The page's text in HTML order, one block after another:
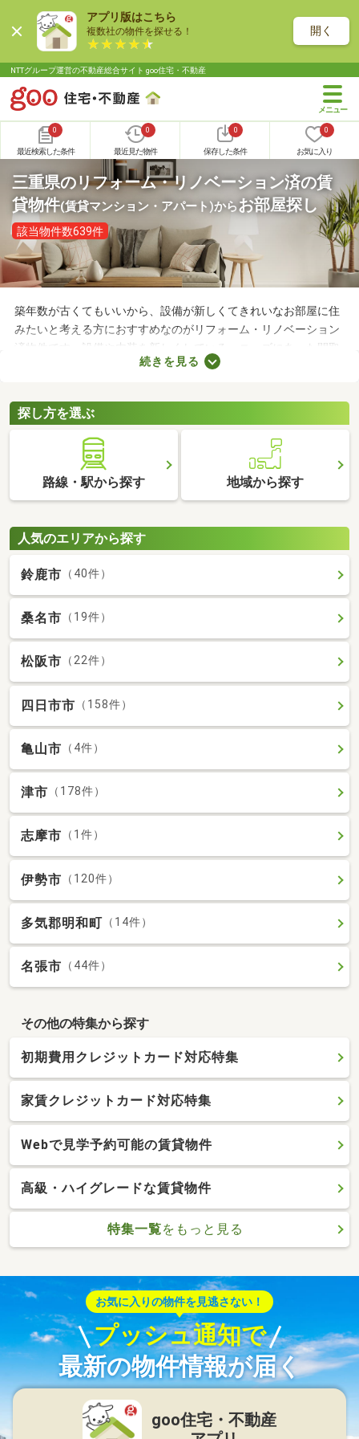
アプリ版はこちら
複数社の物件を探せる！ 開く
NTTグループ運営の不動産総合サイト goo住宅・不動産
0
最近検索した条件
0
最近見た物件
0
保存した条件
0
お気に入り
三重県のリフォーム・リノベーション済の賃
貸物件(賃貸マンション・アパート)からお部屋探し
該当物件数639件
築年数が古くてもいいから、設備が新しくてきれいなお部屋に住
みたいと考える方におすすめなのがリフォーム・リノベーション
済物件です。設備や内装を新しくしている・ニーズにあった間取
りに変えているなど、住みやすさが格段にアップしていることが
べて、気になるお部屋を見つけましょう。
続きを見る
探し方を選ぶ
路線・駅から探す 地域から探す
人気のエリアから探す
鈴鹿市 （40件）
桑名市 （19件）
松阪市 （22件）
四日市市 （158件）
亀山市 （4件）
津市 （178件）
志摩市 （1件）
伊勢市 （120件）
多気郡明和町 （14件）
名張市 （44件）
その他の特集から探す
初期費用クレジットカード対応特集
家賃クレジットカード対応特集
Webで見学予約可能の賃貸物件
高級・ハイグレードな賃貸物件
特集一覧をもっと見る
お気に入りの物件を見逃さない！
プッシュ通知で
最新の物件情報が届く
goo住宅・不動産